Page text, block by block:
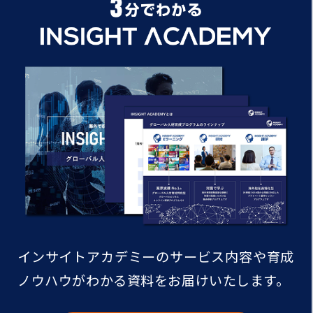
インサイトアカデミーのサービス内容や育成
ノウハウがわかる資料をお届けいたします。